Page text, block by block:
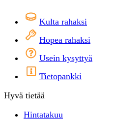
Kulta rahaksi
Hopea rahaksi
Usein kysyttyä
Tietopankki
Hyvä tietää
Hintatakuu